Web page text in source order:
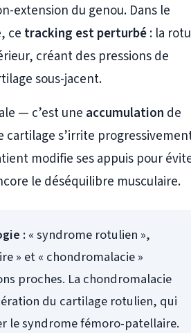
extension du genou. Dans le
ce tracking est perturbé: la
créant des pressions de
sous-jacent.
— c’est une accumulation de
s’irrite
modifie ses appuis pour
le déséquilibre musculaire.
:« syndrome rotulien »,
» et « chondromalacie »
proches. La chondromalacie
du cartilage rotulien, qui
le syndrome fémoro-patellaire.